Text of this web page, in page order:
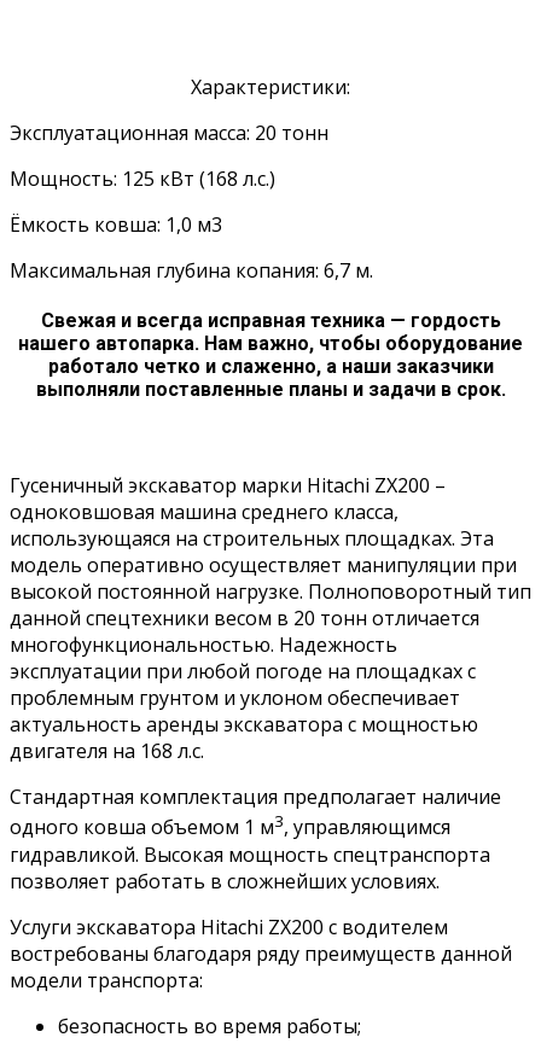
Характеристики:
Эксплуатационная масса: 20 тонн
Мощность: 125 кВт (168 л.с.)
Ёмкость ковша: 1,0 м3
Максимальная глубина копания: 6,7 м.
Свежая и всегда исправная техника — гордость
нашего автопарка. Нам важно, чтобы оборудование
работало четко и слаженно, а наши заказчики
выполняли поставленные планы и задачи в срок.
Гусеничный экскаватор марки Hitachi ZX200 –
одноковшовая машина среднего класса,
использующаяся на строительных площадках. Эта
модель оперативно осуществляет манипуляции при
высокой постоянной нагрузке. Полноповоротный тип
данной спецтехники весом в 20 тонн отличается
многофункциональностью. Надежность
эксплуатации при любой погоде на площадках с
проблемным грунтом и уклоном обеспечивает
актуальность аренды экскаватора с мощностью
двигателя на 168 л.с.
Стандартная комплектация предполагает наличие
одного ковша объемом 1 м3, управляющимся
гидравликой. Высокая мощность спецтранспорта
позволяет работать в сложнейших условиях.
Услуги экскаватора Hitachi ZX200 с водителем
востребованы благодаря ряду преимуществ данной
модели транспорта:
безопасность во время работы;